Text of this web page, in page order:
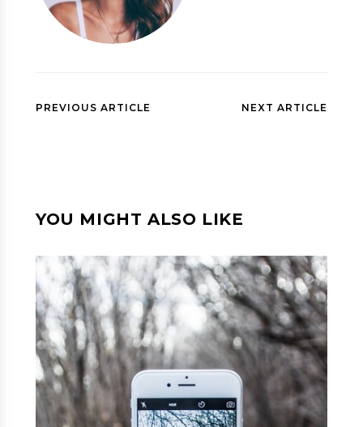
PREVIOUS ARTICLE NEXT ARTICLE
YOU MIGHT ALSO LIKE